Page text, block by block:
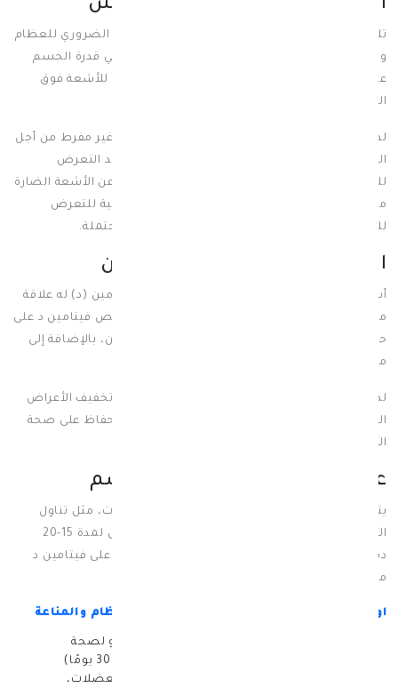
العلاقة بين فيتامين د والشمس
تلعب الشمس دورًا هامًا في مد الجسم بفيتامين د الضروري للعظام
والأسنان، حيث تتمثل علاقة فيتامين د بالشمس في قدرة الجسم
على إفراز هذا الفيتامين بشكل طبيعي عند التعرض للأشعة فوق
البنفسجية.
لذا يحتاج الجسم إلى التعرض للشمس بشكل واعٍ غير مفرط من أجل
الحصول على الفيتامين بأمان، ويجب الحذر الزائد عند التعرض
للشمس للاستفادة من الأشعة الصحية والابتعاد عن الأشعة الضارة
منها ويجب استشارة الطبيب حول الضوابط الصحية للتعرض
للشمس، حسب النوع الجلدي لتجنب أي مخاطر محتملة.
العلاقة بين فيتامين د والقولون
أشارت عديد من الدراسات الطبية إلى أن نقص فيتامين (د) له علاقة
مباشرة
، حيث يؤثر نقص فيتامين د على
حركة الأمعاء وتسبب تشنجات وألم شديد في البطن، بالإضافة إلى
مشاكل في عملية الهضم.
لذلك تعويض نقص فيتامين د يمكن أن يساعد في تخفيف الأعراض
المؤلمة لمتلازمة القولون العصبي، بالإضافة إلى الحفاظ على صحة
الأمعاء وتحسين عملية الهضم.
علاج نقص فيتامين د في الجسم
يتضمن علاج نقص فيتامين د في الجسم عدة خيارات، مثل تناول
الأغذية الغنية بفيتامين د والتعرض لأشعة الشمس لمدة 15-20
دقيقة يوميًا، وتناول المكملات الغذائية التي تحتوي على فيتامين د
مثل:
او بي يو فيتامين دال حلاو 60 قطعة لصحة العظام والمناعة
تحتوي كل علبة من او بي يو فيتامين دال حلاو لصحة
العظام والمناعة على 60 قطعة (تكفي لمدة 30 يومًا)
ويساهم هذا الفيتامين في تقوية العظام والعضلات،